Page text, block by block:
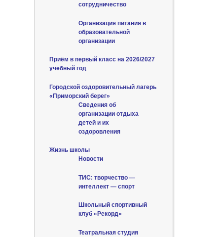
сотрудничество
Организация питания в
образовательной
организации
Приём в первый класс на 2026/2027
учебный год
Городской оздоровительный лагерь
«Приморский берег»
Сведения об
организации отдыха
детей и их
оздоровления
Жизнь школы
Новости
ТИС: творчество —
интеллект — спорт
Школьный спортивный
клуб «Рекорд»
Театральная студия